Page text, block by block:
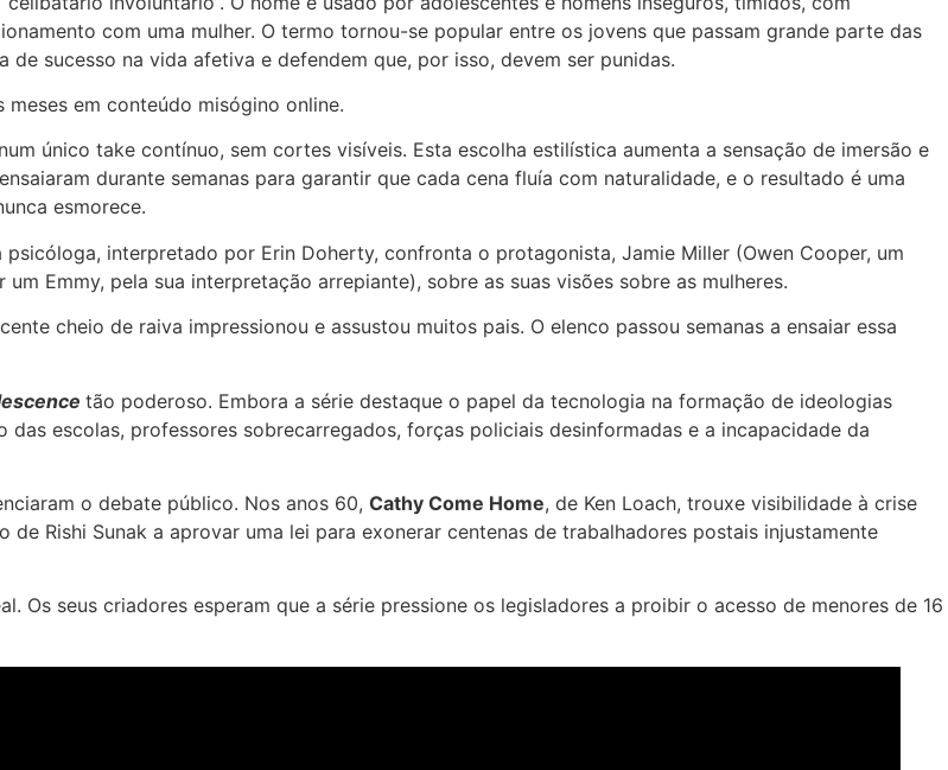
com uma mulher. O termo tornou-se popular entre os jovens que passam grande parte das
sucesso na vida afetiva e defendem que, por isso, devem ser punidas.
meses em conteúdo misógino online.
único take contínuo, sem cortes visíveis. Esta escolha estilística aumenta a sensação de imersão e
durante semanas para garantir que cada cena fluía com naturalidade, e o resultado é uma
esmorece.
interpretado por Erin Doherty, confronta o protagonista, Jamie Miller (Owen Cooper, um
Emmy, pela sua interpretação arrepiante), sobre as suas visões sobre as mulheres.
cheio de raiva impressionou e assustou muitos pais. O elenco passou semanas a ensaiar essa
tão poderoso. Embora a série destaque o papel da tecnologia na formação de ideologias
escolas, professores sobrecarregados, forças policiais desinformadas e a incapacidade da
o debate público. Nos anos 60, Cathy Come Home, de Ken Loach, trouxe visibilidade à crise
de Rishi Sunak a aprovar uma lei para exonerar centenas de trabalhadores postais injustamente
Os seus criadores esperam que a série pressione os legisladores a proibir o acesso de menores de 16